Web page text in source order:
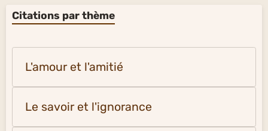
Citations par thème
L'amour et l'amitié
Le savoir et l'ignorance